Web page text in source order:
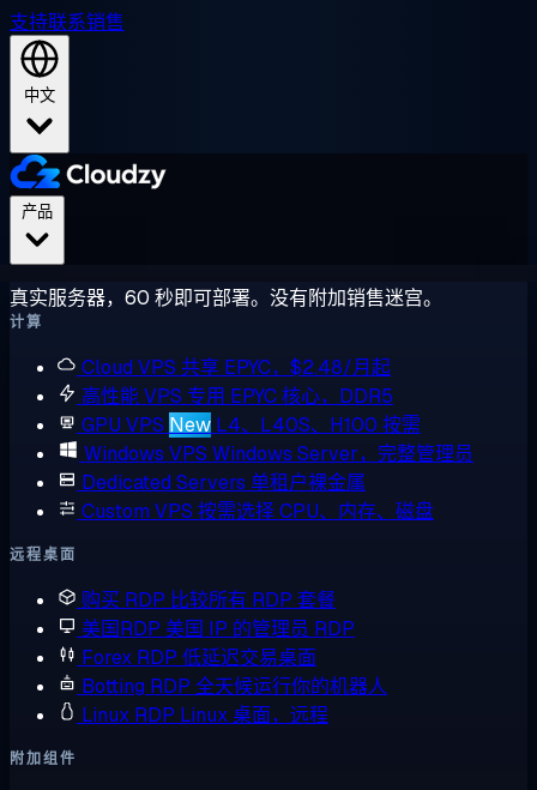
支持联系销售
中文
真实服务器，60 秒即可部署。没有附加销售迷宫。
计算
Cloud VPS 共享 EPYC，$2.48/月起
高性能 VPS 专用 EPYC 核心，DDR5
GPU VPS New L4、L40S、H100 按需
Windows VPS Windows Server，完整管理员
Dedicated Servers 单租户裸金属
Custom VPS 按需选择 CPU、内存、磁盘
远程桌面
购买 RDP 比较所有 RDP 套餐
美国RDP 美国 IP 的管理员 RDP
Forex RDP 低延迟交易桌面
Botting RDP 全天候运行你的机器人
Linux RDP Linux 桌面，远程
附加组件